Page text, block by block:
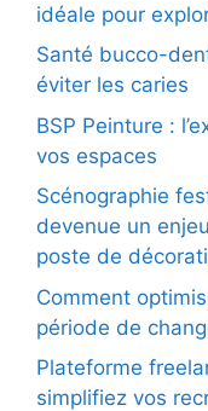
idéale pour
Santé bucco-
éviter les caries
BSP Peinture :
vos espaces
Scénographie
devenue un
poste de
Comment
période de
Plateforme
simplifiez vos